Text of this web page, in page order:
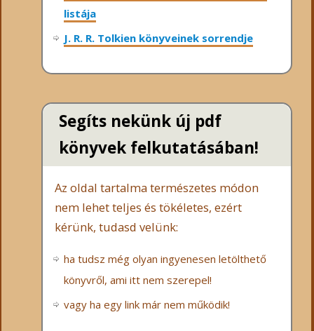
listája
J. R. R. Tolkien könyveinek sorrendje
Segíts nekünk új pdf
könyvek felkutatásában!
Az oldal tartalma természetes módon
nem lehet teljes és tökéletes, ezért
kérünk, tudasd velünk:
ha tudsz még olyan ingyenesen letölthető
könyvről, ami itt nem szerepel!
vagy ha egy link már nem működik!